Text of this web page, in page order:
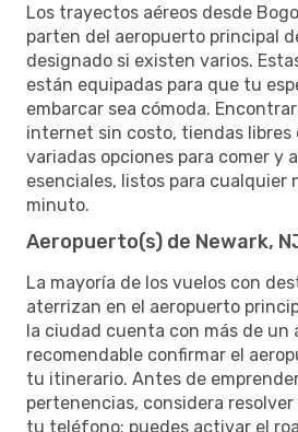
Los trayectos aéreos desde
parten del aeropuerto principal
designado si existen varios.
están equipadas para que tu
embarcar sea cómoda.
internet sin costo, tiendas libres
variadas opciones para comer y
esenciales, listos para cualquier
minuto.
Aeropuerto(s) de Newark,
La mayoría de los vuelos con
aterrizan en el aeropuerto
la ciudad cuenta con más de un
recomendable confirmar el
tu itinerario. Antes de
pertenencias, considera
tu teléfono; puedes activar el